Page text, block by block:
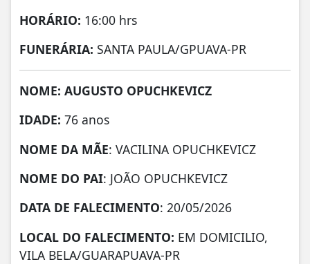
HORÁRIO: 16:00 hrs
FUNERÁRIA: SANTA PAULA/GPUAVA-PR
NOME: AUGUSTO OPUCHKEVICZ
IDADE: 76 anos
NOME DA MÃE: VACILINA OPUCHKEVICZ
NOME DO PAI: JOÃO OPUCHKEVICZ
DATA DE FALECIMENTO: 20/05/2026
LOCAL DO FALECIMENTO: EM DOMICILIO,
VILA BELA/GUARAPUAVA-PR